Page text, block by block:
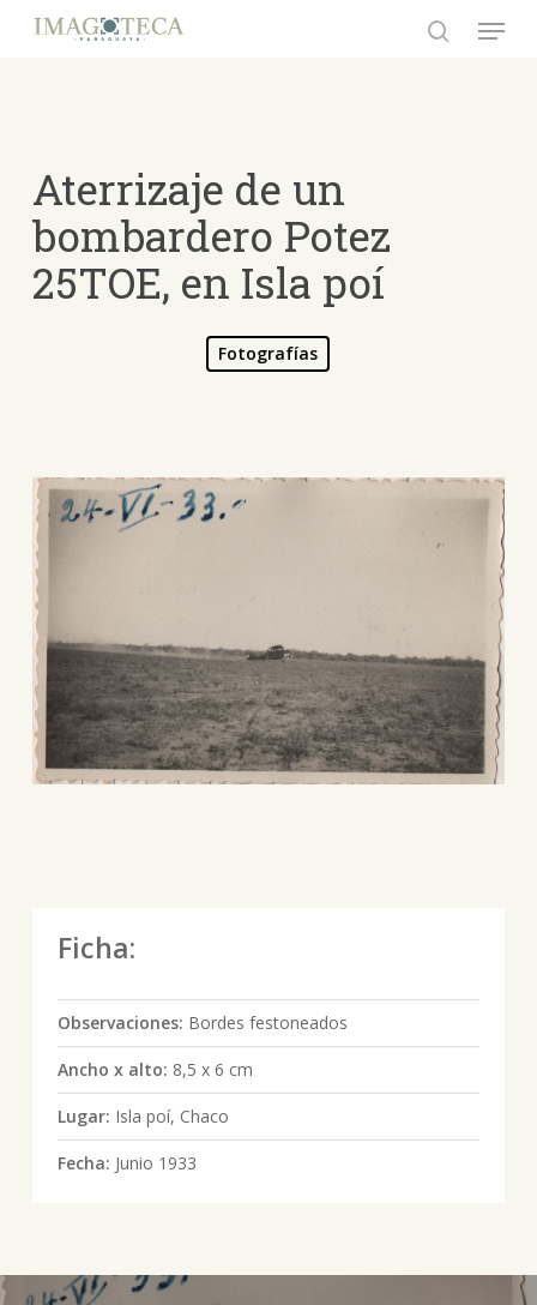
Menu
Aterrizaje de un
bombardero Potez
25TOE, en Isla poí
Fotografías
Ficha:
Observaciones: Bordes festoneados
Ancho x alto: 8,5 x 6 cm
Lugar: Isla poí, Chaco
Fecha: Junio 1933